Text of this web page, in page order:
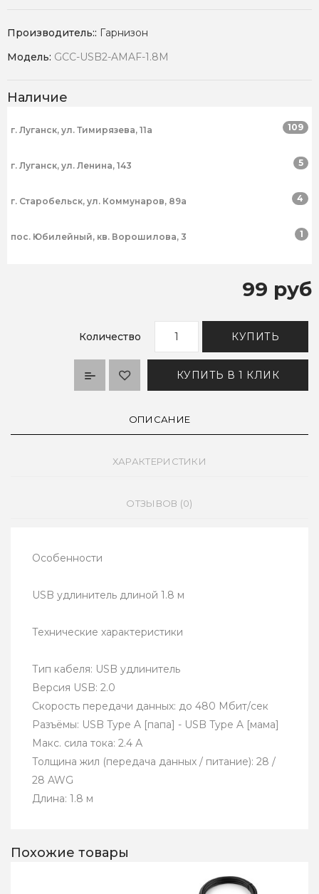
Производитель:: Гарнизон
Модель: GCC-USB2-AMAF-1.8M
Наличие
г. Луганск, ул. Тимирязева, 11а 109
г. Луганск, ул. Ленина, 143 5
г. Старобельск, ул. Коммунаров, 89а 4
пос. Юбилейный, кв. Ворошилова, 3 1
99 руб
Количество КУПИТЬ
КУПИТЬ В 1 КЛИК
ОПИСАНИЕ
ХАРАКТЕРИСТИКИ
ОТЗЫВОВ (0)
Особенности
USB удлинитель длиной 1.8 м
Технические характеристики
Тип кабеля: USB удлинитель
Версия USB: 2.0
Скорость передачи данных: до 480 Мбит/сек
Разъёмы: USB Type A [папа] - USB Type A [мама]
Макс. сила тока: 2.4 А
Толщина жил (передача данных / питание): 28 /
28 AWG
Длина: 1.8 м
Похожие товары